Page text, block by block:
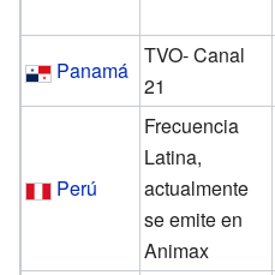
Panamá
TVO- Canal
21
Perú
Frecuencia
Latina,
actualmente
se emite en
Animax